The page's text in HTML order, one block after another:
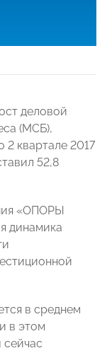
деловой
(МСБ),
2 квартале 2017
52,8
«ОПОРЫ
динамика
в среднем
в этом
сейчас